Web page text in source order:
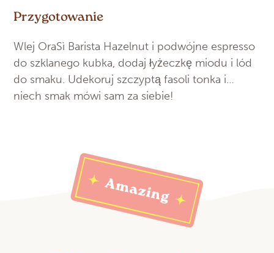
Przygotowanie
Wlej OraSì Barista Hazelnut i podwójne espresso
do szklanego kubka, dodaj łyżeczkę miodu i lód
do smaku. Udekoruj szczyptą fasoli tonka i…
niech smak mówi sam za siebie!